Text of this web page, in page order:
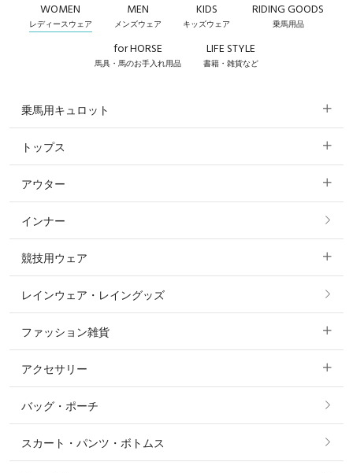
WOMEN
レディースウェア
MEN
メンズウェア
KIDS
キッズウェア
RIDING GOODS
乗馬用品
for HORSE
馬具・馬のお手入れ用品
LIFE STYLE
書籍・雑貨など
乗馬用キュロット
すべてのキュロット
フルグリップ・尻革 キュロット
ニーグリップ・膝革 キュロット
トップス
すべてのトップス
ポロシャツ
カットソー・Tシャツ・タンクトップ
パーカー・トレーナー・スウェット
ニット・セーター
シャツ・ブラウス・ワンピース
アウター
すべてのアウター
コート
ジャケット・ブルゾン
その他 アウター
インナー
競技用ウェア
すべての競技用ウェア
ショージャケット
ショーシャツ
レインウェア・レイングッズ
ファッション雑貨
すべてのファッション雑貨
ソックス
ベルト
アクセサリー
すべてのアクセサリー
リング
バッグ・ポーチ
スカート・パンツ・ボトムス